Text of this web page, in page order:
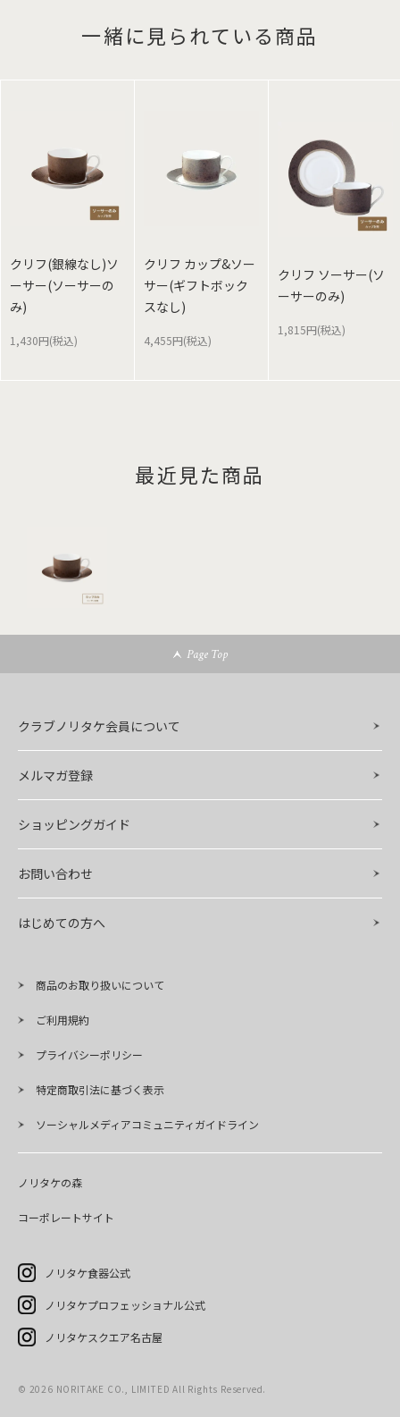
一緒に見られている商品
クリフ(銀線なし)ソ
ーサー(ソーサーの
み)
1,430円(税込)
クリフ カップ&ソー
サー(ギフトボック
スなし)
4,455円(税込)
クリフ ソーサー(ソ
ーサーのみ)
1,815円(税込)
最近見た商品
Page Top
クラブノリタケ会員について
メルマガ登録
ショッピングガイド
お問い合わせ
はじめての方へ
商品のお取り扱いについて
ご利用規約
プライバシーポリシー
特定商取引法に基づく表示
ソーシャルメディアコミュニティガイドライン
ノリタケの森
コーポレートサイト
ノリタケ食器公式
ノリタケプロフェッショナル公式
ノリタケスクエア名古屋
© 2026 NORITAKE CO., LIMITED All Rights Reserved.